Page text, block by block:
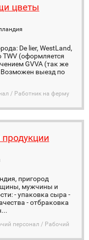
цветы
De lier, WestLand,
TWV (оформляется
GVVA (так же
Возможен выезд по
/ Работник на ферму
пригород
мужчины и
- упаковка сыра -
- отбраковка
персонал / Рабочий